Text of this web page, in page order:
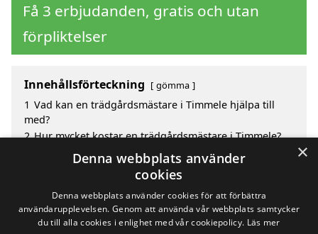
Få 3 erbjudanden, gratis och utan
förpliktelser
Innehållsförteckning gömma
1 Vad kan en trädgårdsmästare i Timmele hjälpa till
med?
2 Hur mycket kostar en trädgårdsmästare i Timmele?
Fördelar med att välja trädgårdsmästare i Timmele
Sök efter en skicklig trädgårdsmästare i de
omgivande städerna Timmele
×
Denna webbplats använder
cookies
Denna webbplats använder cookies för att förbättra
användarupplevelsen. Genom att använda vår webbplats samtycker
du till alla cookies i enlighet med vår cookiepolicy. Läs mer